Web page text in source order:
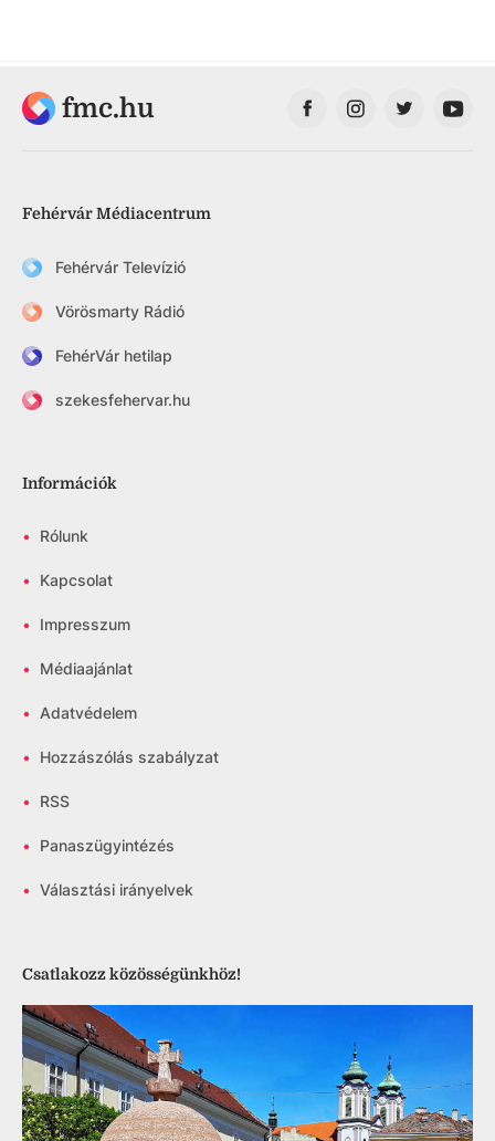
fmc.hu
Fehérvár Médiacentrum
Fehérvár Televízió
Vörösmarty Rádió
FehérVár hetilap
szekesfehervar.hu
Információk
• Rólunk
• Kapcsolat
• Impresszum
• Médiaajánlat
• Adatvédelem
• Hozzászólás szabályzat
• RSS
• Panaszügyintézés
• Választási irányelvek
Csatlakozz közösségünkhöz!